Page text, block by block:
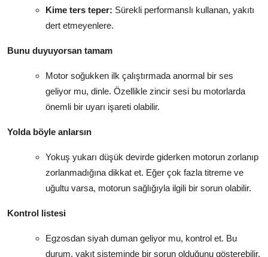
Kime ters teper: Sürekli performanslı kullanan, yakıtı
dert etmeyenlere.
Bunu duyuyorsan tamam
Motor soğukken ilk çalıştırmada anormal bir ses
geliyor mu, dinle. Özellikle zincir sesi bu motorlarda
önemli bir uyarı işareti olabilir.
Yolda böyle anlarsın
Yokuş yukarı düşük devirde giderken motorun zorlanıp
zorlanmadığına dikkat et. Eğer çok fazla titreme ve
uğultu varsa, motorun sağlığıyla ilgili bir sorun olabilir.
Kontrol listesi
Egzosdan siyah duman geliyor mu, kontrol et. Bu
durum, yakıt sisteminde bir sorun olduğunu gösterebilir.